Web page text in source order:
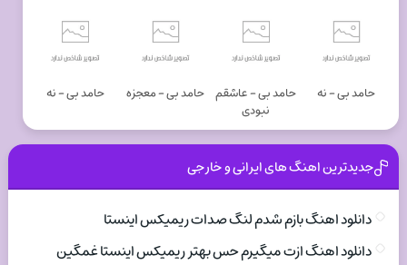
حامد بی - نه
حامد بی - عاشقم
نبودی
حامد بی - معجزه حامد بی - نه
جدیدترین اهنگ های ایرانی و خارجی
دانلود اهنگ بازم شدم لنگ صدات ریمیکس اینستا
دانلود اهنگ ازت میگیرم حس بهتر ریمیکس اینستا غمگین